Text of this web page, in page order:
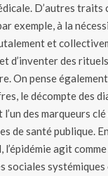
D’autres traits
exemple, à la
et
d’inventer des
On pense
le décompte des
des marqueurs
de santé publique.
l’épidémie agit
sociales systémiques